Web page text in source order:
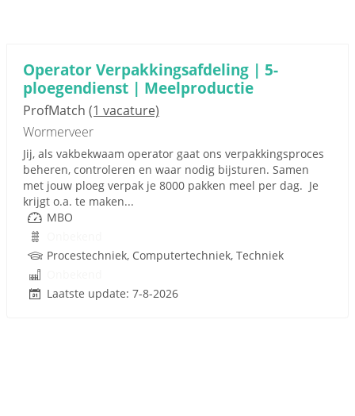
Operator Verpakkingsafdeling | 5-
ploegendienst | Meelproductie
ProfMatch (1 vacature)
Wormerveer
Jij, als vakbekwaam operator gaat ons verpakkingsproces
beheren, controleren en waar nodig bijsturen. Samen
met jouw ploeg verpak je 8000 pakken meel per dag. Je
krijgt o.a. te maken...
MBO
Procestechniek, Computertechniek, Techniek
Laatste update: 7-8-2026